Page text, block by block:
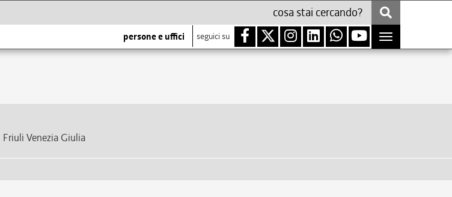
estesa sull'uso dei cookie.
persone e uffici seguici su
Toggle
navigation
Venezia Giulia